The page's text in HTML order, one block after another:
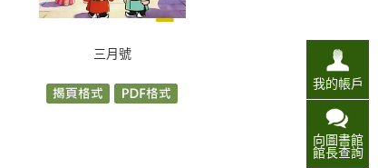
我的帳戶
向圖書館
館長查詢
三月號